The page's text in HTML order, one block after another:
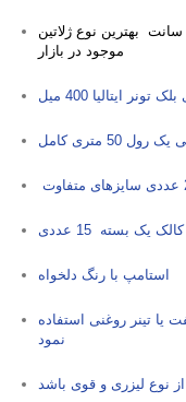
سایز 20*26 سانت بهترین نوع ژلاتین
موجود در بازار
تونر ایتالیا 400 میل
متری کامل
یک بسته 15 عددی
استامپ با رنگ دلخواه
یا تینر روغنی استفاده
نمود
از نوع لیزری و قوی باشد